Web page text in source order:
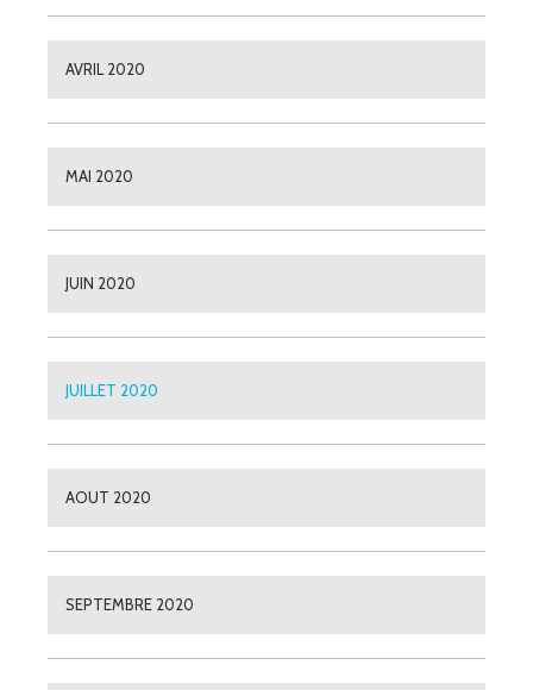
AVRIL 2020
MAI 2020
JUIN 2020
JUILLET 2020
AOUT 2020
SEPTEMBRE 2020